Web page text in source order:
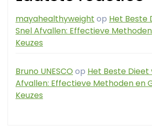
mayahealthyweight op Het Beste
Snel Afvallen: Effectieve
Keuzes
Bruno UNESCO op Het Beste Dieet
Afvallen: Effectieve Methoden en
Keuzes